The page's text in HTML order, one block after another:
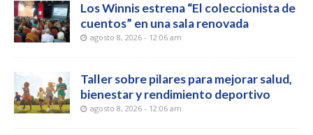
Los Winnis estrena “El coleccionista de
cuentos” en una sala renovada
agosto 8, 2026 - 12:06 am
Taller sobre pilares para mejorar salud,
bienestar y rendimiento deportivo
agosto 8, 2026 - 12:06 am